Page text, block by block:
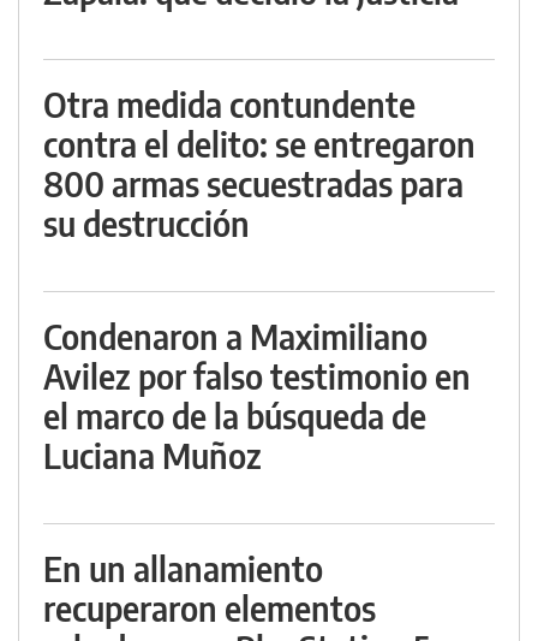
Otra medida contundente
contra el delito: se entregaron
800 armas secuestradas para
su destrucción
Condenaron a Maximiliano
Avilez por falso testimonio en
el marco de la búsqueda de
Luciana Muñoz
En un allanamiento
recuperaron elementos